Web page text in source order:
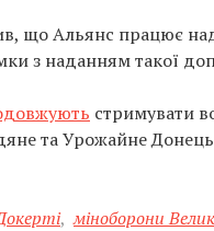
що Альянс працює
з наданням такої
стримувати
та Урожайне
, міноборони